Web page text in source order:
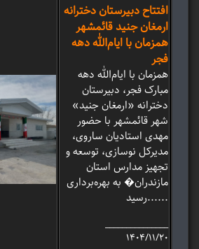
افتتاح دبیرستان دخترانه
ارمغان جنید قائمشهر
همزمان با ایام‌الله دهه
فجر
همزمان با ایام‌الله دهه
مبارک فجر، دبیرستان
دخترانه «ارمغان جنید»
شهر قائمشهر با حضور
مهدی استادیان ساروی،
مدیرکل نوسازی، توسعه و
تجهیز مدارس استان
مازندران� به بهره‌برداری
رسید......
_______________
۱۴۰۴/۱۱/۲۰